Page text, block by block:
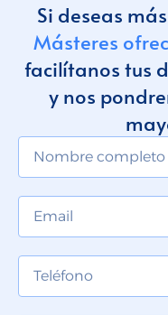
Si deseas
Másteres
facilítanos tus
y nos